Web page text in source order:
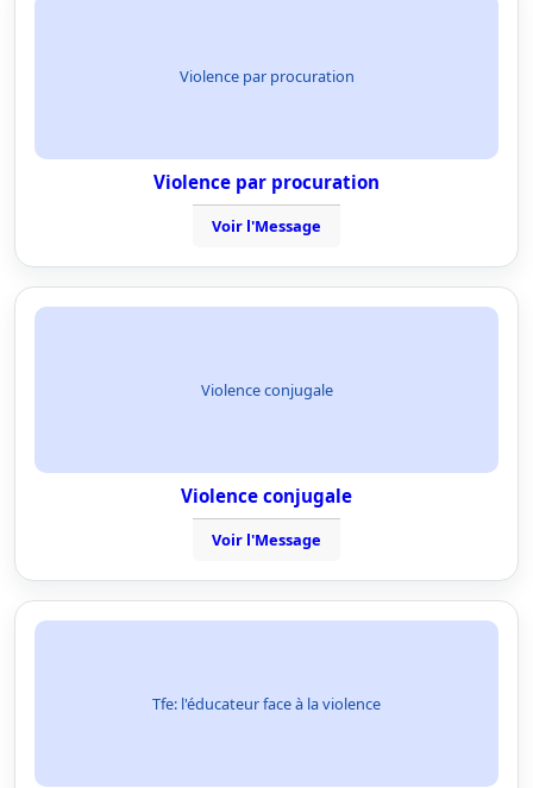
Violence par procuration
Violence par procuration
Voir l'Message
Violence conjugale
Violence conjugale
Voir l'Message
Tfe: l'éducateur face à la violence